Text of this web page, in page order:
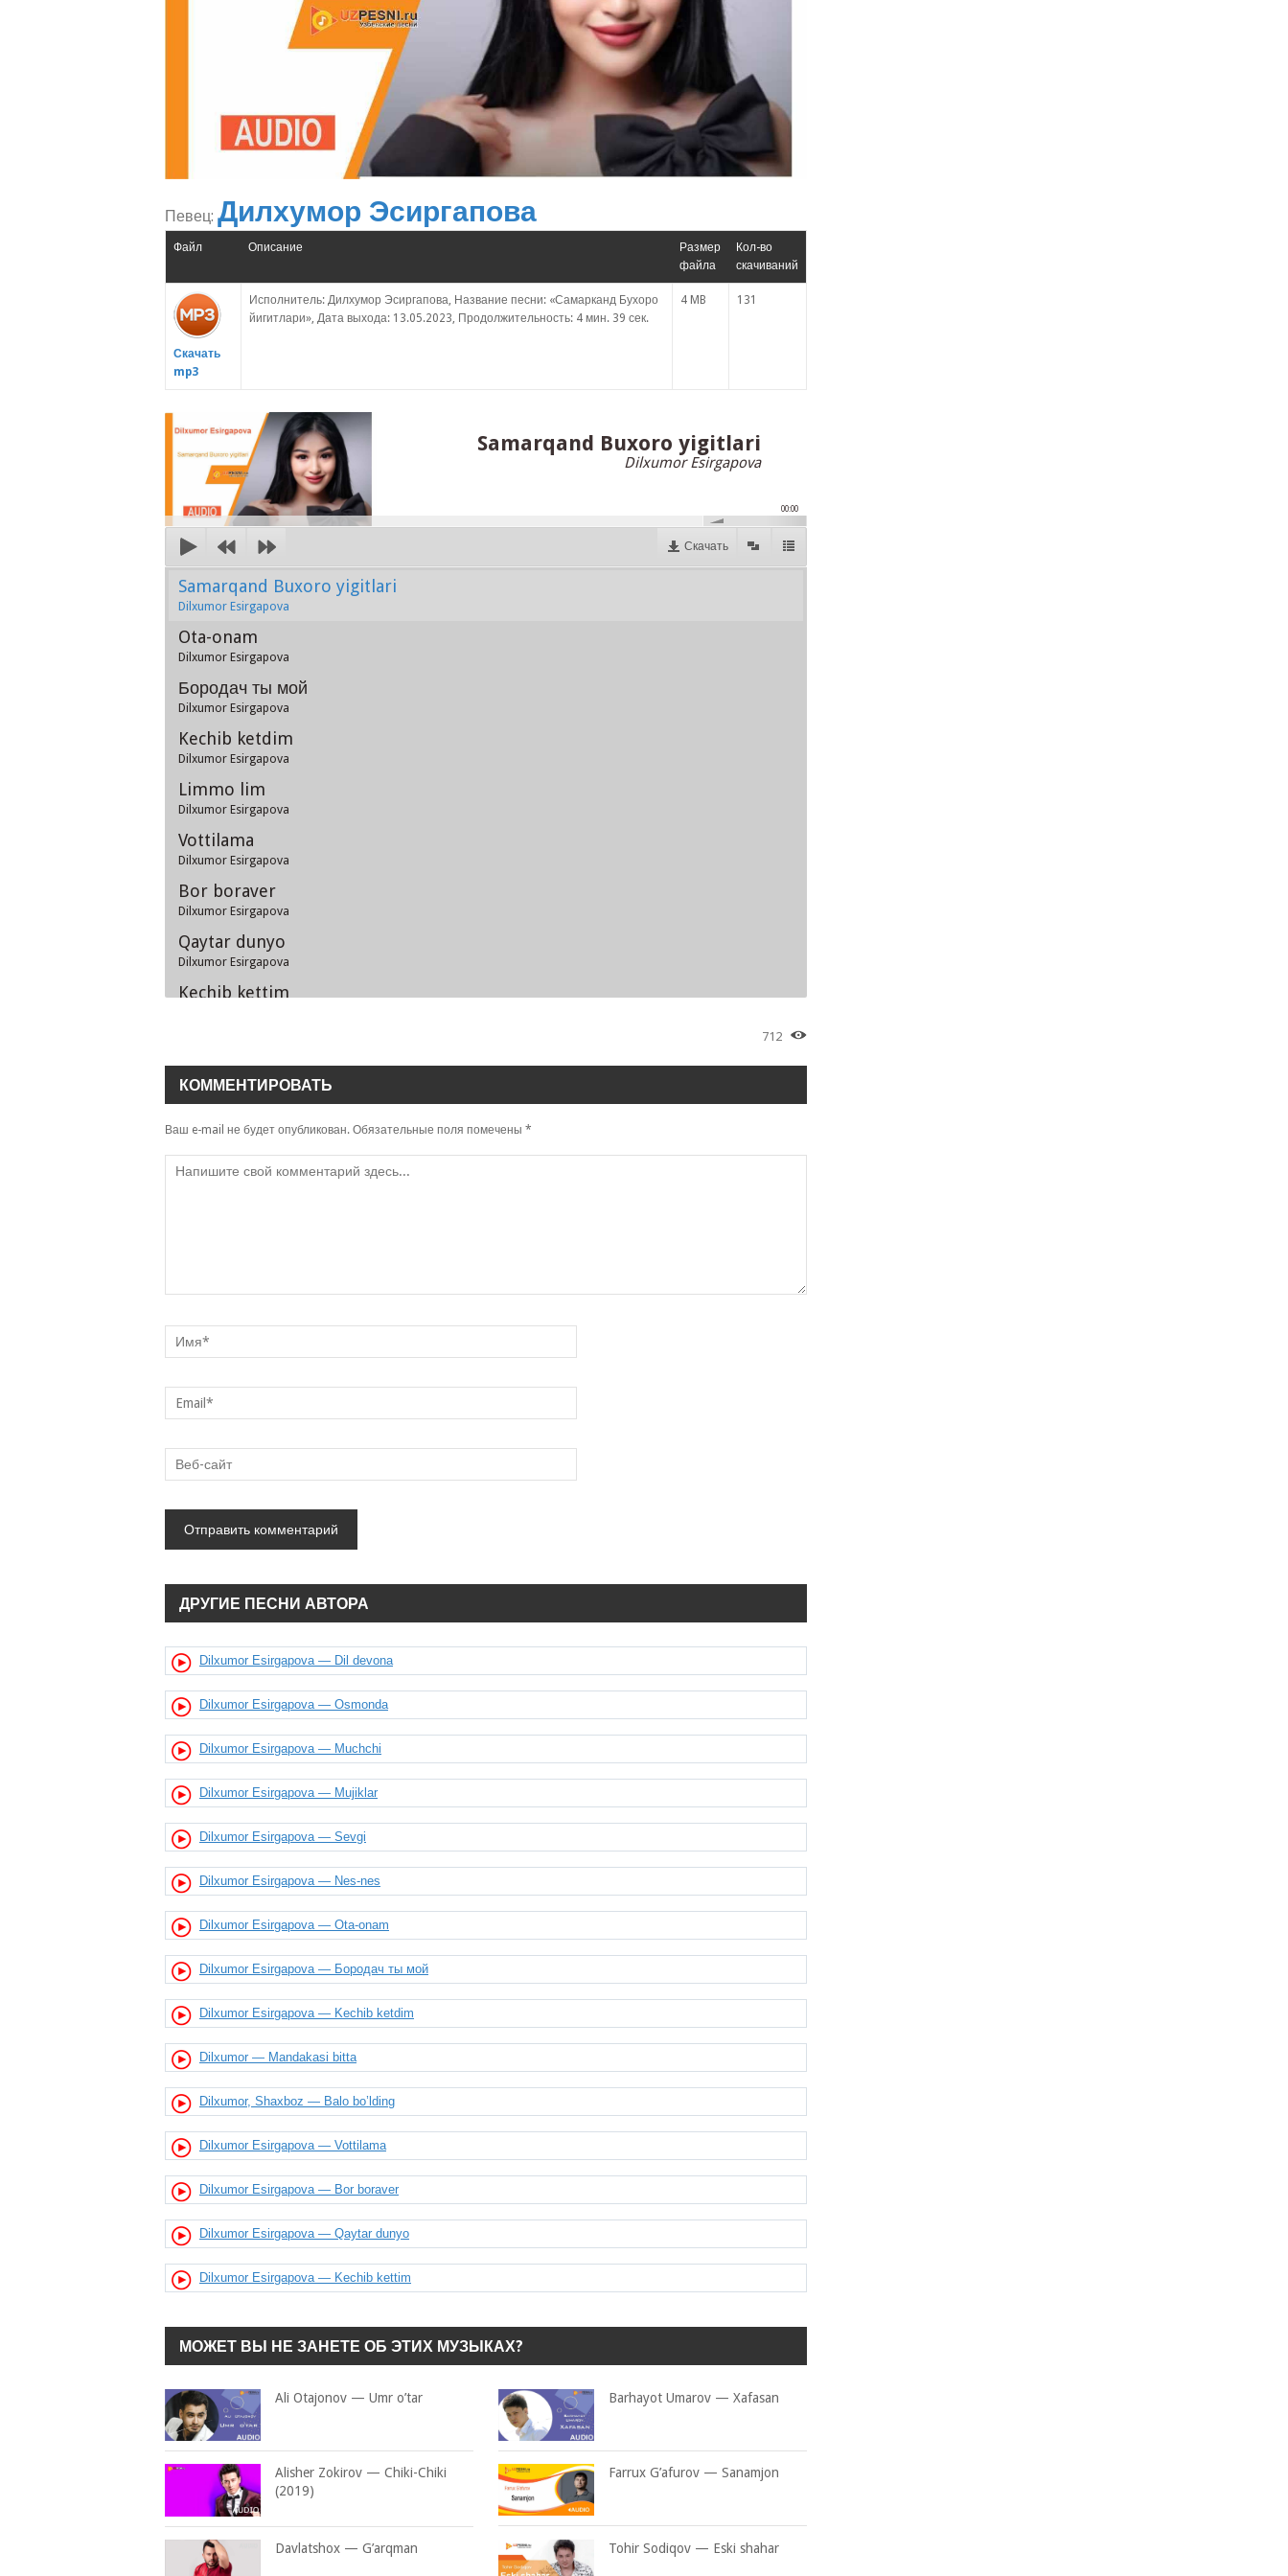
Певец: Дилхумор Эсиргапова
Файл Описание
Размер
файла
Кол-во
скачиваний
Скачать
mp3
Исполнитель: Дилхумор Эсиргапова, Название песни: «Самарканд Бухоро
йигитлари», Дата выхода: 13.05.2023, Продолжительность: 4 мин. 39 сек.
4 MB 131
Samarqand Buxoro yigitlari
Dilxumor Esirgapova
00:00
Скачать
Samarqand Buxoro yigitlari
Dilxumor Esirgapova
Ota-onam
Dilxumor Esirgapova
Бородач ты мой
Dilxumor Esirgapova
Kechib ketdim
Dilxumor Esirgapova
Limmo lim
Dilxumor Esirgapova
Vottilama
Dilxumor Esirgapova
Bor boraver
Dilxumor Esirgapova
Qaytar dunyo
Dilxumor Esirgapova
Kechib kettim
Dilxumor Esirgapova
712
КОММЕНТИРОВАТЬ
Ваш e-mail не будет опубликован. Обязательные поля помечены *
ДРУГИЕ ПЕСНИ АВТОРА
Dilxumor Esirgapova — Dil devona
Dilxumor Esirgapova — Osmonda
Dilxumor Esirgapova — Muchchi
Dilxumor Esirgapova — Mujiklar
Dilxumor Esirgapova — Sevgi
Dilxumor Esirgapova — Nes-nes
Dilxumor Esirgapova — Ota-onam
Dilxumor Esirgapova — Бородач ты мой
Dilxumor Esirgapova — Kechib ketdim
Dilxumor — Mandakasi bitta
Dilxumor, Shaxboz — Balo bo’lding
Dilxumor Esirgapova — Vottilama
Dilxumor Esirgapova — Bor boraver
Dilxumor Esirgapova — Qaytar dunyo
Dilxumor Esirgapova — Kechib kettim
МОЖЕТ ВЫ НЕ ЗАНЕТЕ ОБ ЭТИХ МУЗЫКАХ?
Ali Otajonov — Umr o’tar Barhayot Umarov — Xafasan
Alisher Zokirov — Chiki-Chiki
(2019)
Farrux G’afurov — Sanamjon
Davlatshox — G’arqman Tohir Sodiqov — Eski shahar